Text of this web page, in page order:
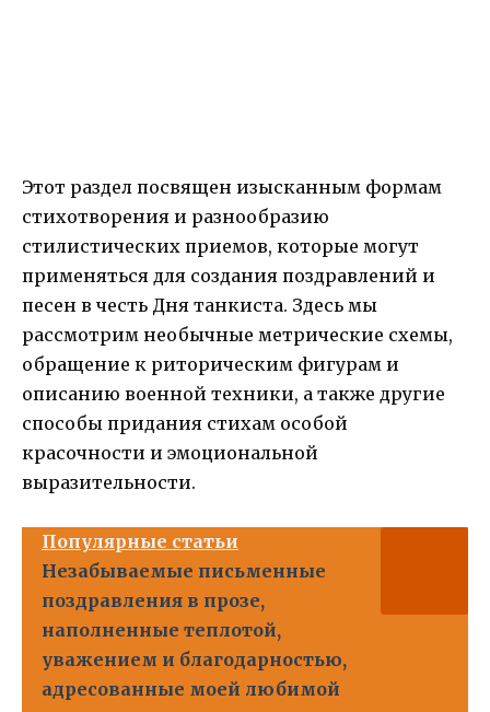
Этот раздел посвящен изысканным формам
стихотворения и разнообразию
стилистических приемов, которые могут
применяться для создания поздравлений и
песен в честь Дня танкиста. Здесь мы
рассмотрим необычные метрические схемы,
обращение к риторическим фигурам и
описанию военной техники, а также другие
способы придания стихам особой
красочности и эмоциональной
выразительности.
Популярные статьи
Незабываемые письменные
поздравления в прозе,
наполненные теплотой,
уважением и благодарностью,
адресованные моей любимой